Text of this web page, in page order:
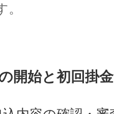
開始と初回掛